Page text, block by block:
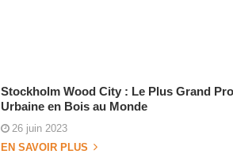
Stockholm Wood City : Le Plus Grand
Urbaine en Bois au Monde
26 juin 2023
EN SAVOIR PLUS